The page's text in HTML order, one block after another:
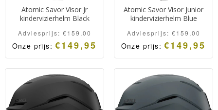
Atomic Savor Visor Jr
kindervizierhelm Black
Adviesprijs: €159,00
Onze prijs:€149,95
Atomic Savor Visor Junior
kindervizierhelm Blue
Adviesprijs: €159,00
Onze prijs:€149,95